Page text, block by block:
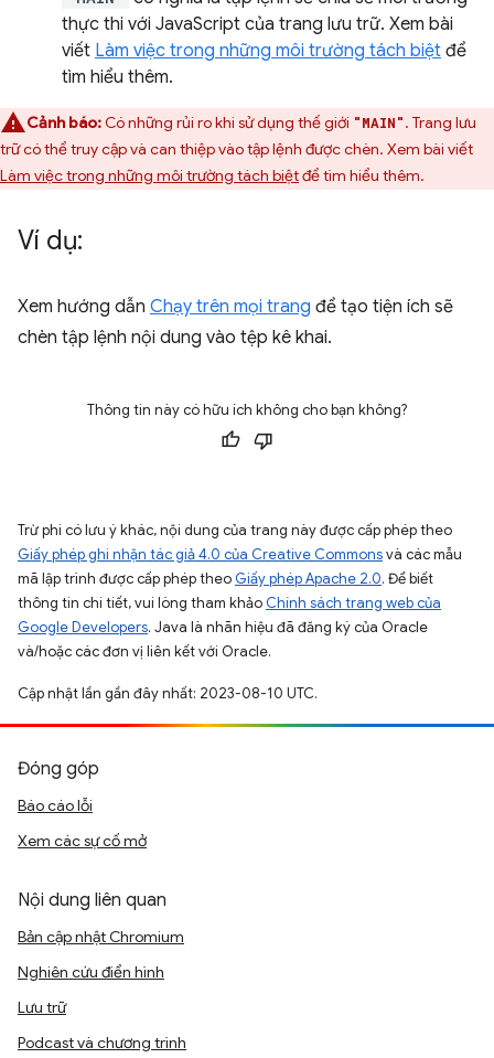
thực thi với JavaScript của trang lưu trữ. Xem bài
viết Làm việc trong những môi trường tách biệt để
tìm hiểu thêm.
Cảnh báo:Có những rủi ro khi sử dụng thế giới "MAIN". Trang lưu
trữ có thể truy cập và can thiệp vào tập lệnh được chèn. Xem bài viết
Làm việc trong những môi trường tách biệtđể tìm hiểu thêm.
Ví dụ:
Xem hướng dẫn Chạy trên mọi trang để tạo tiện ích sẽ
chèn tập lệnh nội dung vào tệp kê khai.
Thông tin này có hữu ích không cho bạn không?
Trừ phi có lưu ý khác, nội dung của trang này được cấp phép theo
Giấy phép ghi nhận tác giả 4.0 của Creative Commonsvà các mẫu
mã lập trình được cấp phép theo Giấy phép Apache 2.0. Để biết
thông tin chi tiết, vui lòng tham khảo Chính sách trang web của
Google Developers. Java là nhãn hiệu đã đăng ký của Oracle
và/hoặc các đơn vị liên kết với Oracle.
Cập nhật lần gần đây nhất: 2023-08-10 UTC.
Đóng góp
Báo cáo lỗi
Xem các sự cố mở
Nội dung liên quan
Bản cập nhật Chromium
Nghiên cứu điển hình
Lưu trữ
Podcast và chương trình